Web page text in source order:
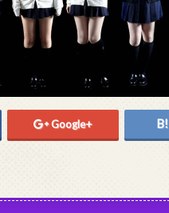
Google+